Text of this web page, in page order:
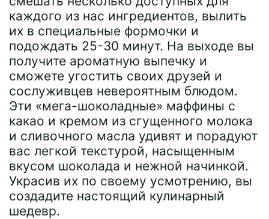
каждого из нас ингредиентов, вылить
их в специальные формочки и
подождать 25-30 минут. На выходе вы
получите ароматную выпечку и
сможете угостить своих друзей и
сослуживцев невероятным блюдом.
Эти «мега-шоколадные» маффины с
какао и кремом из сгущенного молока
и сливочного масла удивят и порадуют
вас легкой текстурой, насыщенным
вкусом шоколада и нежной начинкой.
Украсив их по своему усмотрению, вы
создадите настоящий кулинарный
шедевр.